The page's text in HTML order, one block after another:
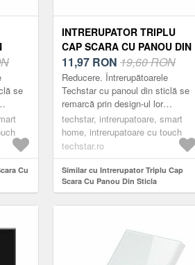
1
se
Cu
86 X 86
INTRERUPATOR TRIPLU
CAP SCARA CU PANOU DIN
STICLA SECURIZATA
TECHSTAR® TGS 01, 220V,
16A, 86 X 86 MM, AURIU, CU
3 FAZE
11,97 RON 19,60 RON
Reducere. Întrerupătoarele
Techstar cu panoul din sticlă se
remarcă prin design-ul lor
compact, elegant și minimalist.
Acestea sunt practice, fabricate
din m...
techstar, intrerupatoare, smart
home, intrerupatoare cu touch
techstar.ro
Similar cu Intrerupator Triplu Cap
Scara Cu Panou Din Sticla
Securizata Techstar® TGS 01, 220V,
16A, 86 X 86 Mm, auriu, cu 3 Faze